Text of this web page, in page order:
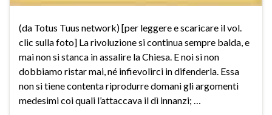
(da Totus Tuus network) [per leggere e scaricare il vol.
clic sulla foto] La rivoluzione si continua sempre balda, e
mai non si stanca in assalire la Chiesa. E noi sì non
dobbiamo ristar mai, né infievolirci in difenderla. Essa
non si tiene contenta riprodurre domani gli argomenti
medesimi coi quali l’attaccava il dì innanzi; …